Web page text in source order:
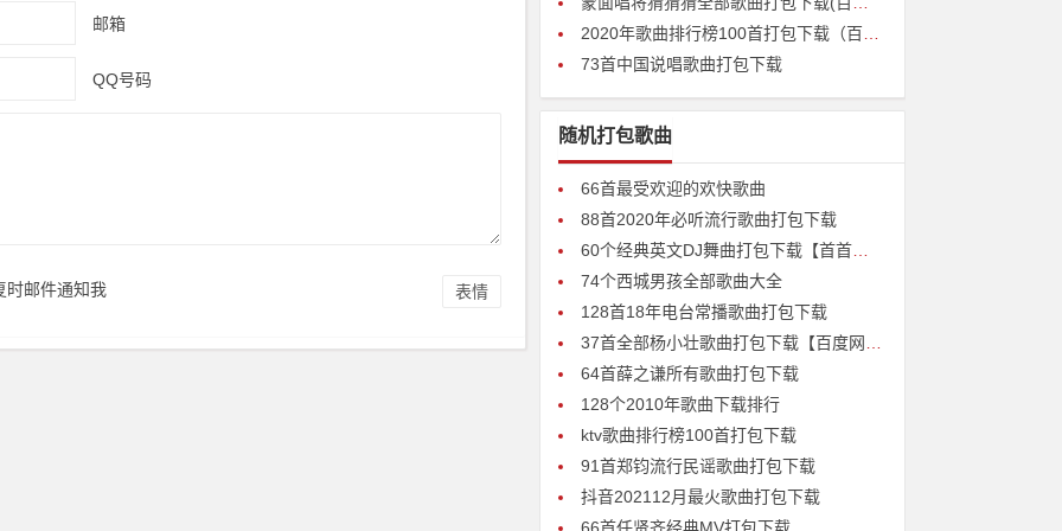
邮箱
QQ号码
表情
时邮件通知我
2020年歌曲排行榜100首打包下载（百度云盘高清无损）
73首中国说唱歌曲打包下载
随机打包歌曲
66首最受欢迎的欢快歌曲
88首2020年必听流行歌曲打包下载
60个经典英文DJ舞曲打包下载【首首经典】
74个西城男孩全部歌曲大全
128首18年电台常播歌曲打包下载
37首全部杨小壮歌曲打包下载【百度网盘无损mp3】
64首薛之谦所有歌曲打包下载
128个2010年歌曲下载排行
ktv歌曲排行榜100首打包下载
91首郑钧流行民谣歌曲打包下载
抖音202112月最火歌曲打包下载